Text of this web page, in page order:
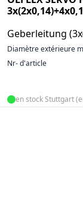
Geberleitung
Diamètre extérieure
Nr- d'article
en stock Stuttgart